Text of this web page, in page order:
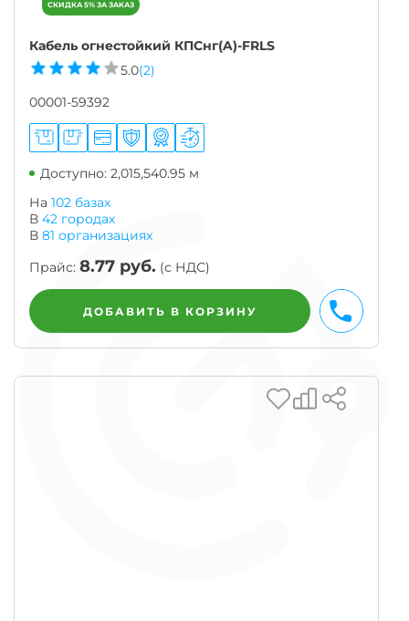
Кабель огнестойкий КПСнг(A)-FRLS
5.0(2)
00001-59392
Доступно: 2,015,540.95 м
На 102 базах
В 42 городах
В 81 организациях
Прайс: 8.77 руб. (с НДС)
ДОБАВИТЬ В КОРЗИНУ